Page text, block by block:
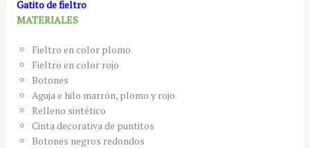
Gatito de fieltro
MATERIALES
Fieltro en color plomo
Fieltro en color rojo
Botones
Aguja e hilo marrón, plomo y rojo
Relleno sintético
Cinta decorativa de puntitos
Botones negros redondos